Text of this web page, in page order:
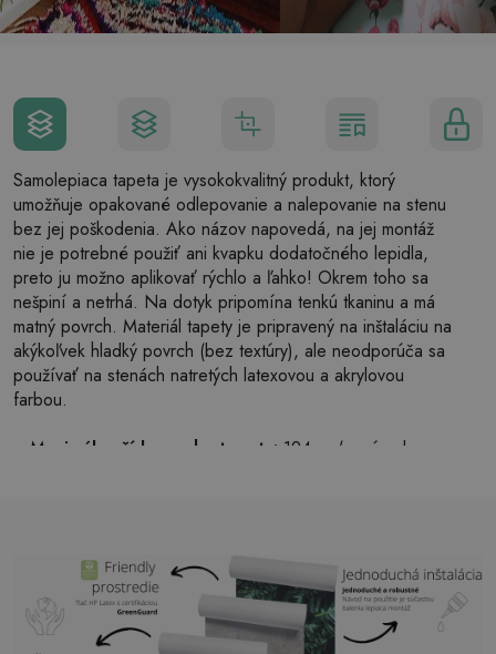
Samolepiaca tapeta je vysokokvalitný produkt, ktorý
umožňuje opakované odlepovanie a nalepovanie na stenu
bez jej poškodenia. Ako názov napovedá, na jej montáž
nie je potrebné použiť ani kvapku dodatočného lepidla,
preto ju možno aplikovať rýchlo a ľahko! Okrem toho sa
nešpiní a netrhá. Na dotyk pripomína tenkú tkaninu a má
matný povrch. Materiál tapety je pripravený na inštaláciu na
akýkoľvek hladký povrch (bez textúry), ale neodporúča sa
používať na stenách natretých latexovou a akrylovou
farbou.
Maximálna šírka pruhu tapety: 124cm (v prípade
Lepidlo: Nie je potrebné
Použitie:Obývačka, spálňa, kancelárske priestory,
predsieň a mnoho ďalších